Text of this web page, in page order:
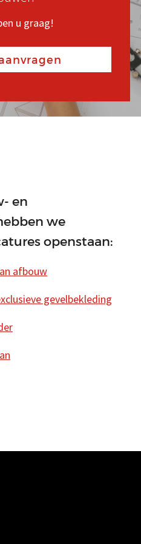
u graag!
u graag!
u graag!
en
we
openstaan:
afbouw
gevelbekleding